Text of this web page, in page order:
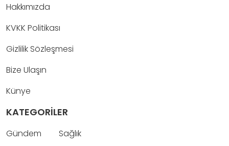
Hakkımızda
KVKK Politikası
Gizlilik Sözleşmesi
Bize Ulaşın
Künye
KATEGORİLER
Gündem
Sağlık